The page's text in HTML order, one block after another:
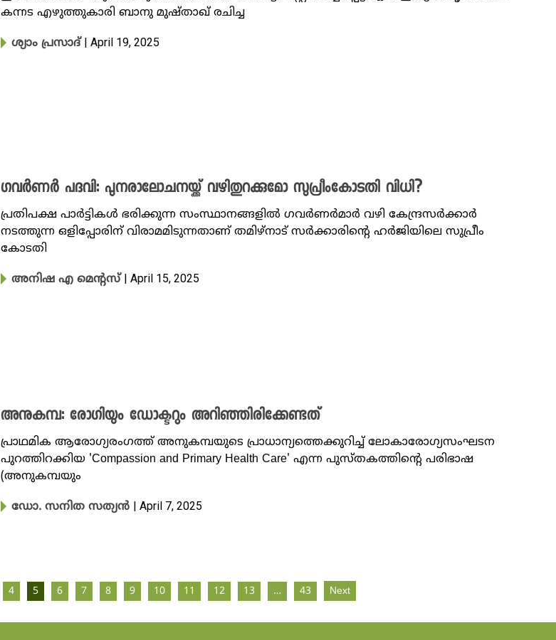
കന്നട എഴുത്തുകാരി ബാനു മുഷ്താഖ് രചിച്ച
ശ്യാം പ്രസാദ് | April 19, 2025
ഗവർണർ പദവി: പുനരാലോചനയ്ക്ക് വഴിതുറക്കുമോ സുപ്രീംകോടതി വിധി?
പ്രതിപക്ഷ പാർട്ടികൾ ഭരിക്കുന്ന സംസ്ഥാനങ്ങളിൽ ഗവർണർമാർ വഴി കേന്ദ്രസർക്കാർ
നടത്തുന്ന ഒളിപ്പോരിന് വിരാമമിടുന്നതാണ് തമിഴ്‌നാട് സര്‍ക്കാരിന്റെ ഹര്‍ജിയിലെ സുപ്രീം
കോടതി
അനിഷ എ മെന്റസ് | April 15, 2025
അനുകമ്പ: രോഗിയും ഡോക്ടറും അറിഞ്ഞിരിക്കേണ്ടത്
പ്രാഥമിക ആരോഗ്യരംഗത്ത് അനുകമ്പയുടെ പ്രാധാന്യത്തെക്കുറിച്ച് ലോകാരോഗ്യസംഘടന
പുറത്തിറക്കിയ 'Compassion and Primary Health Care' എന്ന പുസ്തകത്തിന്റെ പരിഭാഷ
(അനുകമ്പയും
ഡോ. സനിത സത്യൻ | April 7, 2025
4 5 6 7 8 9 10 11 12 13 … 43 Next